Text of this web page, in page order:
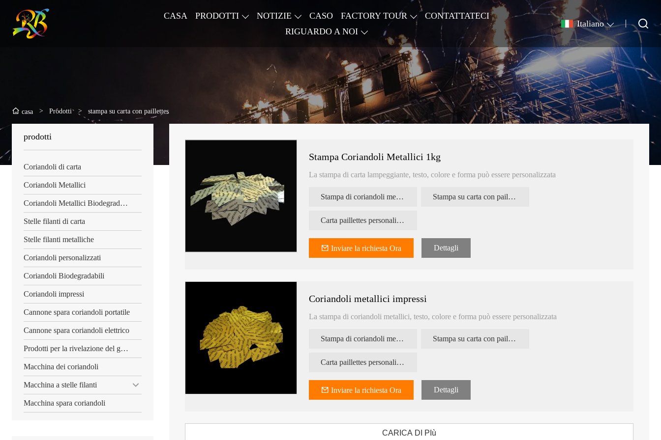
CASA PRODOTTI NOTIZIE CASO FACTORY TOUR
CONTATTATECI
RIGUARDO A NOI
Italiano
casa > Prodotti > stampa su carta con paillettes
prodotti
Coriandoli di carta
Coriandoli Metallici
Coriandoli Metallici Biodegradabili
Stelle filanti di carta
Stelle filanti metalliche
Coriandoli personalizzati
Coriandoli Biodegradabili
Coriandoli impressi
Cannone spara coriandoli portatile
Cannone spara coriandoli elettrico
Prodotti per la rivelazione del genere
Macchina dei coriandoli
Macchina a stelle filanti
Macchina spara coriandoli
Stampa Coriandoli Metallici 1kg
La stampa di carta lampeggiante, testo, colore e forma può essere personalizzata
Stampa di coriandoli metallici Stampa su carta con paillettes
Carta paillettes personalizzata
Inviare la richiesta Ora Dettagli
Coriandoli metallici impressi
La stampa di coriandoli metallici, testo, colore e forma può essere personalizzata
Stampa di coriandoli metallici Stampa su carta con paillettes
Carta paillettes personalizzata
Inviare la richiesta Ora Dettagli
CARICA DI PIù